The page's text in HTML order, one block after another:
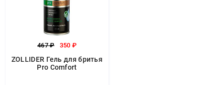
467 ₽ 350 ₽
ZOLLIDER Гель для бритья
Pro Comfort